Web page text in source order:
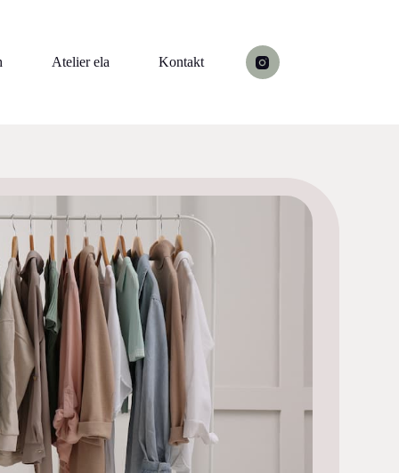
Atelier ela Kontakt